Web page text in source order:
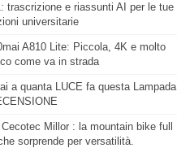
trascrizione e riassunti AI per le tue
universitarie
A810 Lite: Piccola, 4K e molto
come va in strada
a quanta LUCE fa questa Lampada
Millor : la mountain bike full
sorprende per versatilità.